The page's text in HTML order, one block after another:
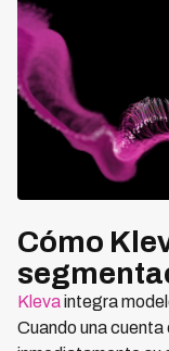
Cómo
Klevaintegra
Cuando una